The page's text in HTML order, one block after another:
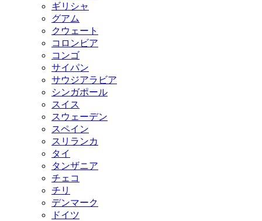
ギリシャ
グアム
クウェート
コロンビア
コンゴ
サイパン
サウジアラビア
シンガポール
スイス
スウェーデン
スペイン
スリランカ
タイ
タンザニア
チェコ
チリ
デンマーク
ドイツ